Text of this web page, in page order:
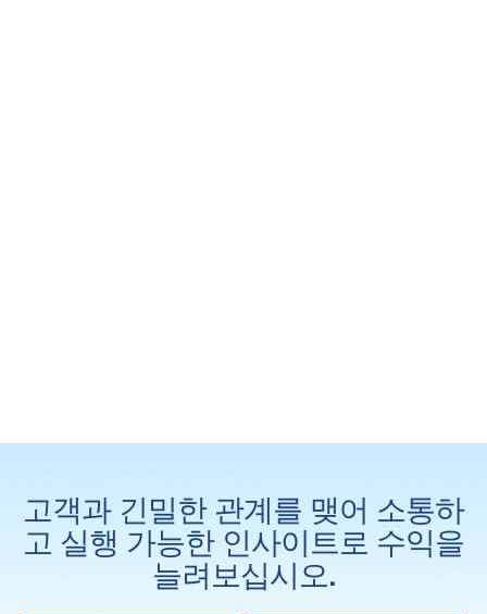
고객과 긴밀한 관계를 맺어 소통하
고 실행 가능한 인사이트로 수익을
늘려보십시오.